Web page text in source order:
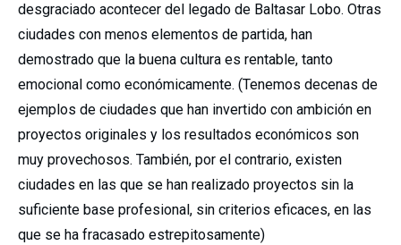
desgraciado acontecer del legado de Baltasar Lobo. Otras
ciudades con menos elementos de partida, han
demostrado que la buena cultura es rentable, tanto
emocional como económicamente. (Tenemos decenas de
ejemplos de ciudades que han invertido con ambición en
proyectos originales y los resultados económicos son
muy provechosos. También, por el contrario, existen
ciudades en las que se han realizado proyectos sin la
suficiente base profesional, sin criterios eficaces, en las
que se ha fracasado estrepitosamente)